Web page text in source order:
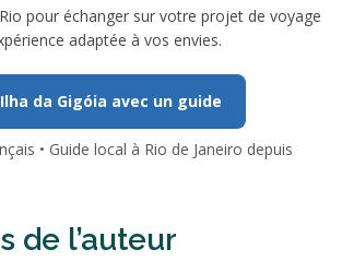
pour échanger sur votre projet de voyage
adaptée à vos envies.
da Gigóia avec un guide
• Guide local à Rio de Janeiro depuis
de l’auteur